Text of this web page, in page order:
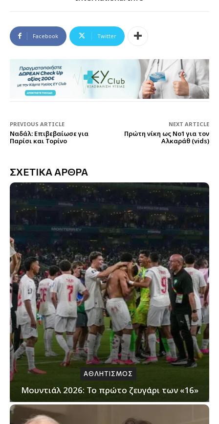
Facebook Twitter
PREVIOUS ARTICLE
Ναδάλ: Επιβεβαίωσε για
Παρίσι και Τορίνο
NEXT ARTICLE
Πρώτη νίκη ως Νο1 για τον
Αλκαράθ (vids)
ΣΧΕΤΙΚΑ ΑΡΘΡΑ
ΑΘΛΗΤΙΣΜΟΣ
Μουντιάλ 2026: Το πρώτο ζευγάρι των «16»